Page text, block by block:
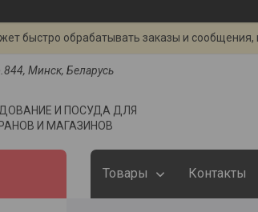
быстро обрабатывать заказы и
Минск, Беларусь
И ПОСУДА ДЛЯ
И МАГАЗИНОВ
Товары Контакты